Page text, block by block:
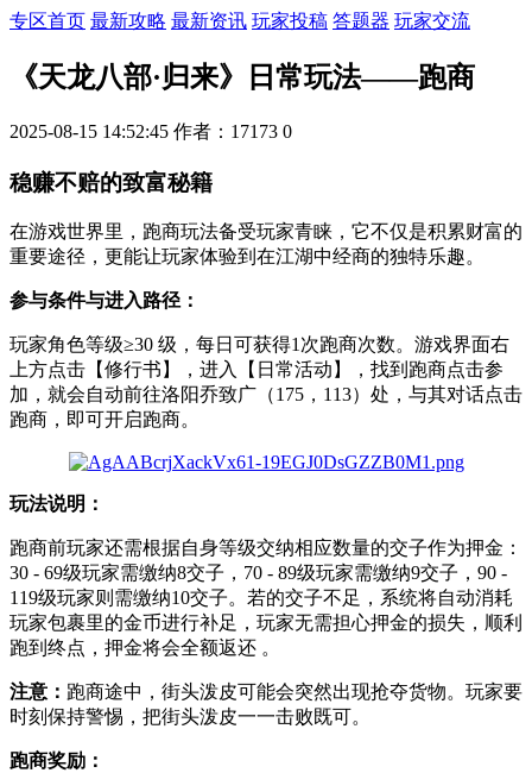
专区首页 最新攻略 最新资讯 玩家投稿 答题器 玩家交流
《天龙八部·归来》日常玩法——跑商
2025-08-15 14:52:45 作者：17173 0
稳赚不赔的致富秘籍
在游戏世界里，跑商玩法备受玩家青睐，它不仅是积累财富的
重要途径，更能让玩家体验到在江湖中经商的独特乐趣。
参与条件与进入路径：
玩家角色等级≥30 级，每日可获得1次跑商次数。游戏界面右
上方点击【修行书】，进入【日常活动】，找到跑商点击参
加，就会自动前往洛阳乔致广（175，113）处，与其对话点击
跑商，即可开启跑商。
玩法说明：
跑商前玩家还需根据自身等级交纳相应数量的交子作为押金：
30 - 69级玩家需缴纳8交子，70 - 89级玩家需缴纳9交子，90 -
119级玩家则需缴纳10交子。若的交子不足，系统将自动消耗
玩家包裹里的金币进行补足，玩家无需担心押金的损失，顺利
跑到终点，押金将会全额返还 。
注意： 跑商途中，街头泼皮可能会突然出现抢夺货物。玩家要
时刻保持警惕，把街头泼皮一一击败既可。
跑商奖励：